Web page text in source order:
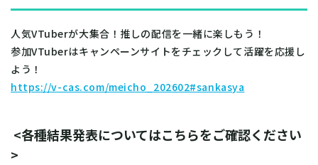
人気VTuberが大集合！推しの配信を一緒に楽しもう！
参加VTuberはキャンペーンサイトをチェックして活躍を応援し
よう！
https://v-cas.com/meicho_202602#sankasya
<各種結果発表についてはこちらをご確認ください
>